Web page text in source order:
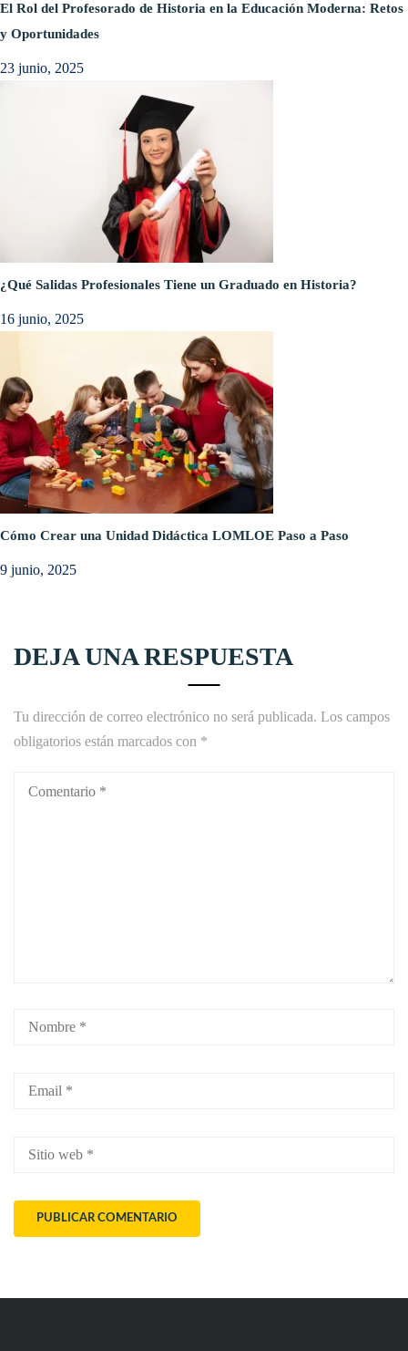
El Rol del Profesorado de Historia en la Educación Moderna: Retos
y Oportunidades
23 junio, 2025
¿Qué Salidas Profesionales Tiene un Graduado en Historia?
16 junio, 2025
Cómo Crear una Unidad Didáctica LOMLOE Paso a Paso
9 junio, 2025
DEJA UNA RESPUESTA
Tu dirección de correo electrónico no será publicada. Los campos
obligatorios están marcados con *